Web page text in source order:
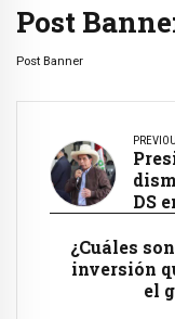
Post
Post Banner
DS
¿Cuáles
inversión
el